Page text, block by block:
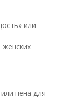
или
пена для